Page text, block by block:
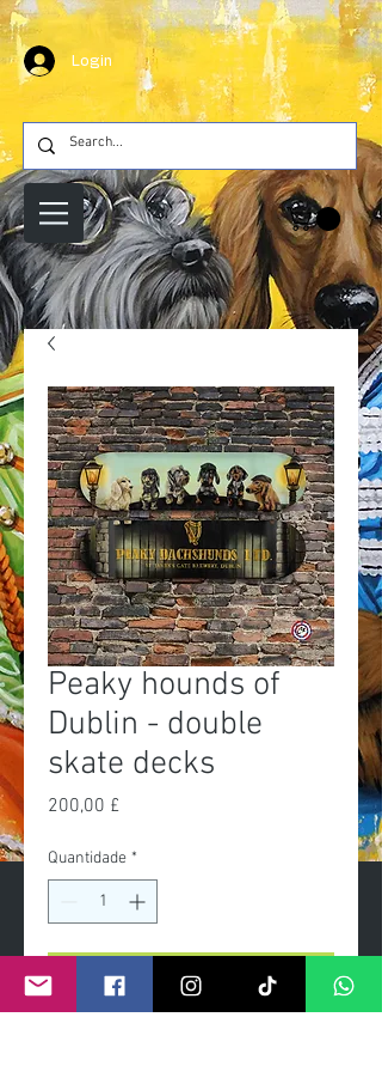
Login
Peaky hounds of
Dublin - double
skate decks
200,00 £
Quantidade *
Adicionar ao carrinho